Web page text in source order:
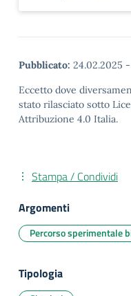
Pubblicato: 24.02.2025 -
Eccetto dove
stato rilasciato sotto
Attribuzione 4.0 Italia.
Stampa / Condividi
Argomenti
Percorso sperimentale
Tipologia